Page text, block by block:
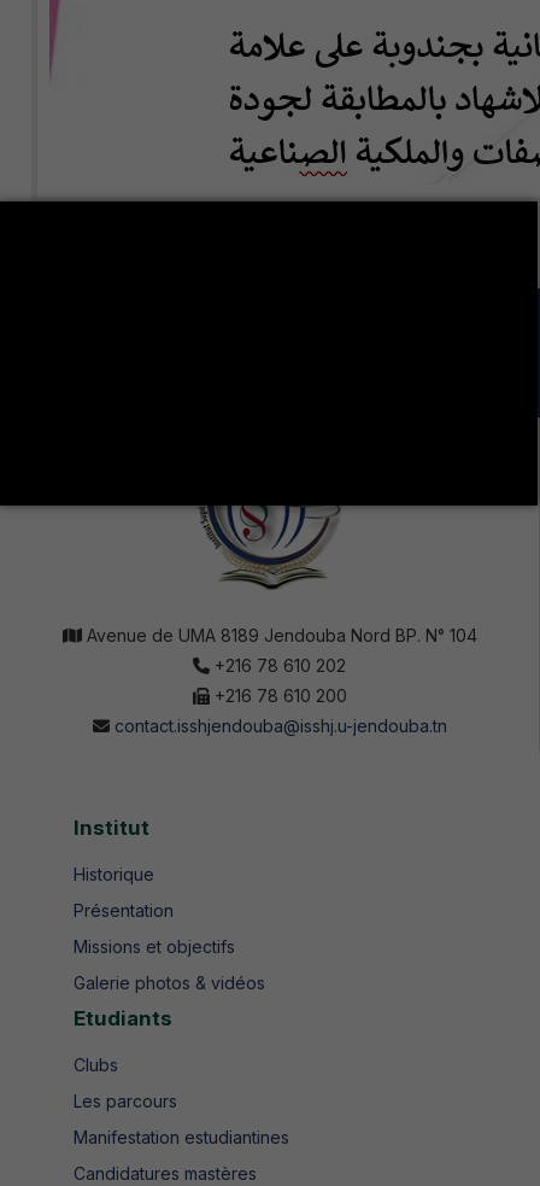
Avenue de UMA 8189 Jendouba Nord BP. N° 104
+216 78 610 202
+216 78 610 200
contact.isshjendouba@isshj.u-jendouba.tn
Institut
Historique
Présentation
Missions et objectifs
Galerie photos & vidéos
Etudiants
Clubs
Les parcours
Manifestation estudiantines
Candidatures mastères